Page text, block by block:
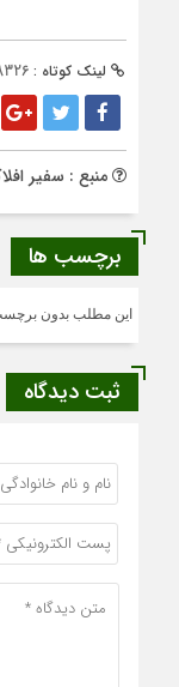
لینک کوتاه :
منبع : سفیر
برچسب ها
این مطلب بدون
ثبت دیدگاه